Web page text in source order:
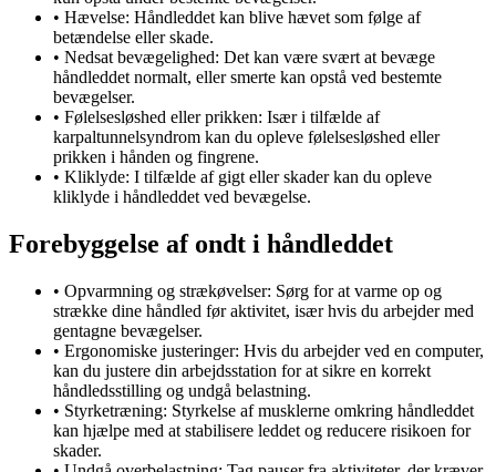
• Hævelse: Håndleddet kan blive hævet som følge af
betændelse eller skade.
• Nedsat bevægelighed: Det kan være svært at bevæge
håndleddet normalt, eller smerte kan opstå ved bestemte
bevægelser.
• Følelsesløshed eller prikken: Især i tilfælde af
karpaltunnelsyndrom kan du opleve følelsesløshed eller
prikken i hånden og fingrene.
• Kliklyde: I tilfælde af gigt eller skader kan du opleve
kliklyde i håndleddet ved bevægelse.
Forebyggelse af ondt i håndleddet
• Opvarmning og strækøvelser: Sørg for at varme op og
strække dine håndled før aktivitet, især hvis du arbejder med
gentagne bevægelser.
• Ergonomiske justeringer: Hvis du arbejder ved en computer,
kan du justere din arbejdsstation for at sikre en korrekt
håndledsstilling og undgå belastning.
• Styrketræning: Styrkelse af musklerne omkring håndleddet
kan hjælpe med at stabilisere leddet og reducere risikoen for
skader.